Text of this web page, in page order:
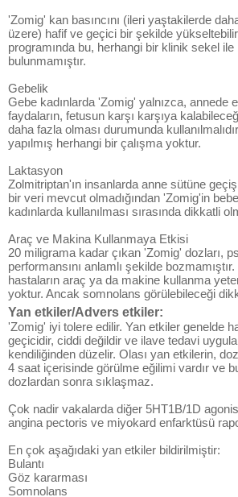
'Zomig' kan basıncını (ileri yaştakilerde
üzere) hafif ve geçici bir şekilde
programında bu, herhangi bir klinik sekel ile
bulunmamıştır.
Gebelik
Gebe kadınlarda 'Zomig' yalnızca, annede
faydaların, fetusun karşı karşıya
daha fazla olması durumunda
yapılmış herhangi bir çalışma yoktur.
Laktasyon
Zolmitriptan'ın insanlarda anne sütüne
bir veri mevcut olmadığından 'Zomig'in
kadınlarda kullanılması sırasında dikkatli
Araç ve Makina Kullanmaya Etkisi
20 miligrama kadar çıkan 'Zomig' dozları,
performansını anlamlı şekilde bozmamıştır.
hastaların araç ya da makine kullanma
yoktur. Ancak somnolans görülebileceği
Yan etkiler/Advers etkiler:
'Zomig' iyi tolere edilir. Yan etkiler genelde
geçicidir, ciddi değildir ve ilave tedavi
kendiliğinden düzelir. Olası yan etkilerin,
4 saat içerisinde görülme eğilimi vardır ve
dozlardan sonra sıklaşmaz.
Çok nadir vakalarda diğer 5HT1B/1D
angina pectoris ve miyokard enfarktüsü
En çok aşağıdaki yan etkiler bildirilmiştir:
Bulantı
Göz kararması
Somnolans